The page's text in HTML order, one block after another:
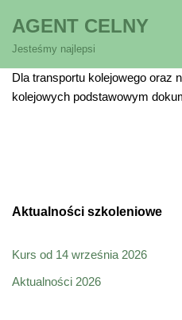
Przejdź
treści
AGENT CELNY
Jesteśmy najlepsi
Dla transportu kolejowego oraz
kolejowych podstawowym
Aktualności szkoleniowe
Kurs od 14 września 2026
Aktualności 2026